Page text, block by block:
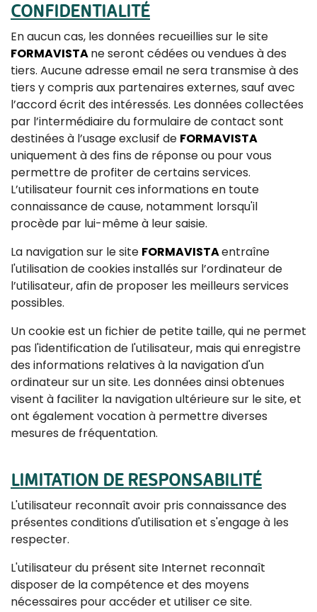
CONFIDENTIALITÉ
En aucun cas, les données recueillies sur le site
FORMAVISTAne seront cédées ou vendues à des
tiers. Aucune adresse email ne sera transmise à des
tiers y compris aux partenaires externes, sauf avec
l’accord écrit des intéressés. Les données collectées
par l’intermédiaire du formulaire de contact sont
destinées à l’usage exclusif de FORMAVISTA
uniquement à des fins de réponse ou pour vous
permettre de profiter de certains services.
L’utilisateur fournit ces informations en toute
connaissance de cause, notamment lorsqu'il
procède par lui-même à leur saisie.
La navigation sur le site FORMAVISTAentraîne
l'utilisation de cookies installés sur l’ordinateur de
l’utilisateur, afin de proposer les meilleurs services
possibles.
Un cookie est un fichier de petite taille, qui ne permet
pas l'identification de l'utilisateur, mais qui enregistre
des informations relatives à la navigation d'un
ordinateur sur un site. Les données ainsi obtenues
visent à faciliter la navigation ultérieure sur le site, et
ont également vocation à permettre diverses
mesures de fréquentation.
LIMITATION DE RESPONSABILITÉ
L'utilisateur reconnaît avoir pris connaissance des
présentes conditions d'utilisation et s'engage à les
respecter.
L'utilisateur du présent site Internet reconnaît
disposer de la compétence et des moyens
nécessaires pour accéder et utiliser ce site.